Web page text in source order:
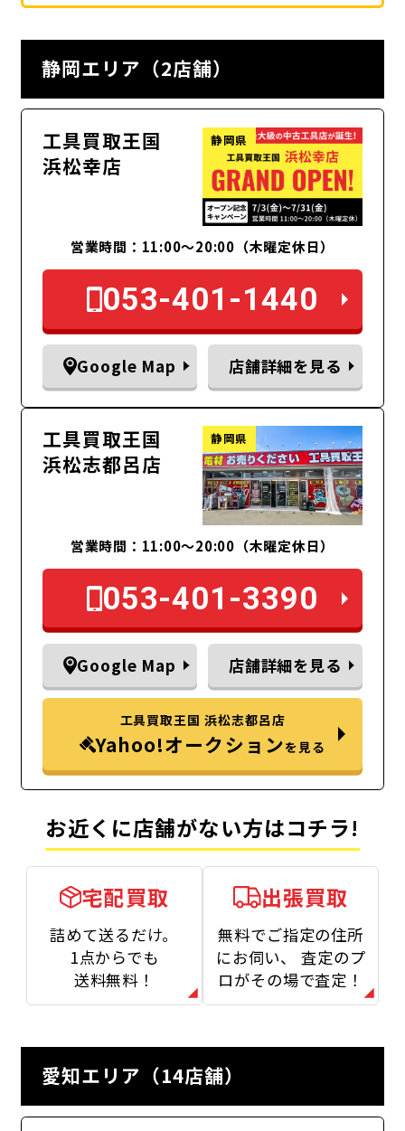
静岡エリア（2店舗）
工具買取王国
浜松幸店
静岡県
営業時間：11:00〜20:00（木曜定休日）
053-401-1440
Google Map 店舗詳細を見る
工具買取王国
浜松志都呂店
静岡県
営業時間：11:00～20:00（木曜定休日）
053-401-3390
Google Map 店舗詳細を見る
工具買取王国 浜松志都呂店
Yahoo!オークションを見る
お近くに店舗がない方はコチラ!
宅配買取
詰めて送るだけ。
1点からでも
送料無料！
出張買取
無料でご指定の住所
にお伺い、
査定のプ
ロがその場で査定！
愛知エリア（14店舗）